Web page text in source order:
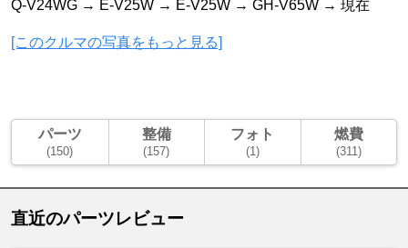
Q-V24WG → E-V25W → E-V25W → GH-V65W → 現在
[このクルマの写真をもっと見る]
パーツ
(150)
整備
(157)
フォト
(1)
燃費
(311)
直近のパーツレビュー